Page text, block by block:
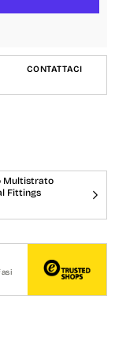
CONTATTACI
Multistrato
Fittings